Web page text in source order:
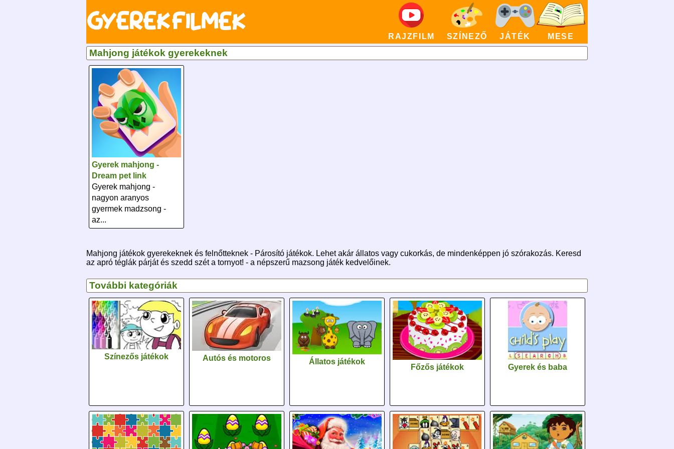
RAJZFILM SZÍNEZŐ JÁTÉK MESE
Mahjong játékok gyerekeknek
Gyerek mahjong -
Dream pet link
Gyerek mahjong -
nagyon aranyos
gyermek madzsong -
az...
Mahjong játékok gyerekeknek és felnőtteknek - Párosító játékok. Lehet akár állatos vagy cukorkás, de mindenképpen jó szórakozás. Keresd
az apró téglák párját és szedd szét a tornyot! - a népszerű mazsong játék kedvelőinek.
További kategóriák
Színezős játékok Autós és motoros Állatos játékok
Főzős játékok Gyerek és baba